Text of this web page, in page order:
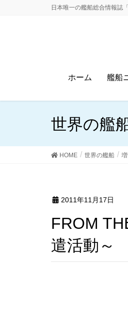
日本唯一の艦船総合情報誌
ホーム 艦船
世界の艦
HOME 世界の艦船
2011年11月17日
FROM THE SEA 東日本大震災 海上自衛隊災害派
遣活動～